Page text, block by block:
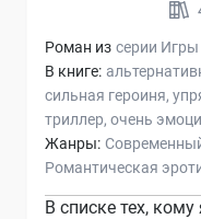
Роман из серии Игры
В книге:
сильная героиня
триллер очень
Жанры:
Романтическая
В списке тех,